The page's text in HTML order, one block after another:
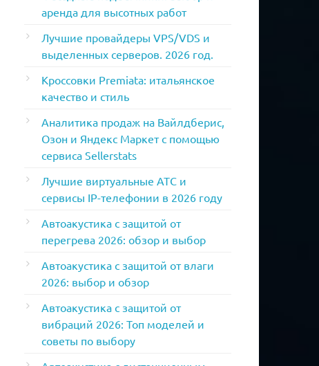
аренда для высотных работ
Лучшие провайдеры VPS/VDS и
выделенных серверов. 2026 год.
Кроссовки Premiata: итальянское
качество и стиль
Аналитика продаж на Вайлдберис,
Озон и Яндекс Маркет с помощью
сервиса Sellerstats
Лучшие виртуальные АТС и
сервисы IP-телефонии в 2026 году
Автоакустика с защитой от
перегрева 2026: обзор и выбор
Автоакустика с защитой от влаги
2026: выбор и обзор
Автоакустика с защитой от
вибраций 2026: Топ моделей и
советы по выбору